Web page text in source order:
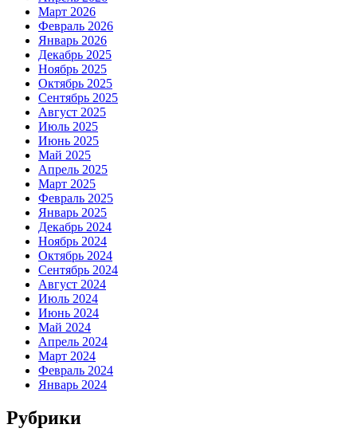
Март 2026
Февраль 2026
Январь 2026
Декабрь 2025
Ноябрь 2025
Октябрь 2025
Сентябрь 2025
Август 2025
Июль 2025
Июнь 2025
Май 2025
Апрель 2025
Март 2025
Февраль 2025
Январь 2025
Декабрь 2024
Ноябрь 2024
Октябрь 2024
Сентябрь 2024
Август 2024
Июль 2024
Июнь 2024
Май 2024
Апрель 2024
Март 2024
Февраль 2024
Январь 2024
Рубрики